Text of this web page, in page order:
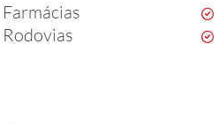
Farmácias
Rodovias